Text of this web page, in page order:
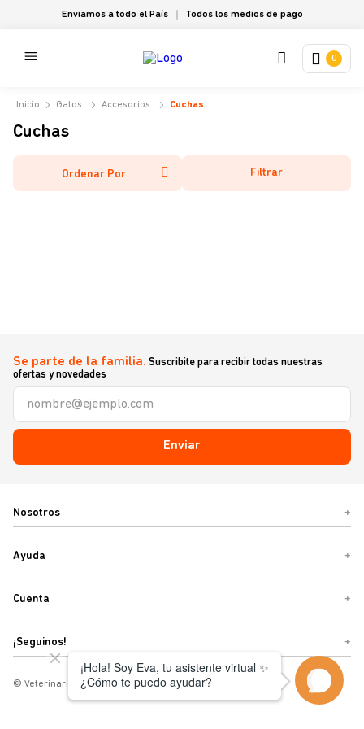
Enviamos a todo el País Todos los medios de pago
0
Gatos Accesorios Cuchas
Cuchas
Ordenar Por Filtrar
Se parte de la familia. Suscribite para recibir todas nuestras
ofertas y novedades
Enviar
Nosotros +
Ayuda +
Cuenta +
¡Seguinos! +
© Veterinaria Sebastián o Términos y condiciones